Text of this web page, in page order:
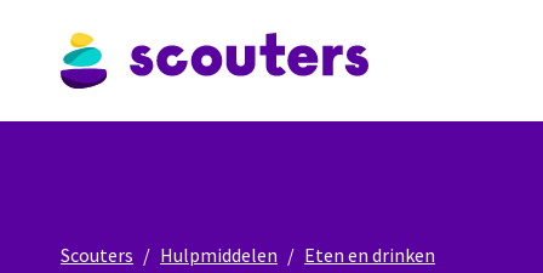
Scouters Hulpmiddelen
Eten en drinken